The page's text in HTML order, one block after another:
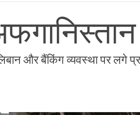
और बैंकिंग व्यवस्था पर लगे